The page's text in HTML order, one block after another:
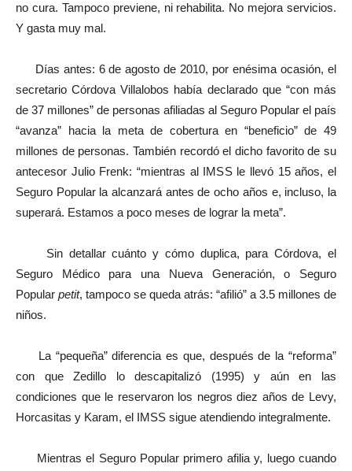
no cura. Tampoco previene, ni rehabilita. No mejora servicios.
Y gasta muy mal.
Días antes: 6 de agosto de 2010, por enésima ocasión, el
secretario Córdova Villalobos había declarado que “con más
de 37 millones” de personas afiliadas al Seguro Popular el país
“avanza” hacia la meta de cobertura en “beneficio” de 49
millones de personas. También recordó el dicho favorito de su
antecesor Julio Frenk: “mientras al IMSS le llevó 15 años, el
Seguro Popular la alcanzará antes de ocho años e, incluso, la
superará. Estamos a poco meses de lograr la meta”.
Sin detallar cuánto y cómo duplica, para Córdova, el
Seguro Médico para una Nueva Generación, o Seguro
Popular petit, tampoco se queda atrás: “afilió” a 3.5 millones de
niños.
La “pequeña” diferencia es que, después de la “reforma”
con que Zedillo lo descapitalizó (1995) y aún en las
condiciones que le reservaron los negros diez años de Levy,
Horcasitas y Karam, el IMSS sigue atendiendo integralmente.
Mientras el Seguro Popular primero afilia y, luego cuando